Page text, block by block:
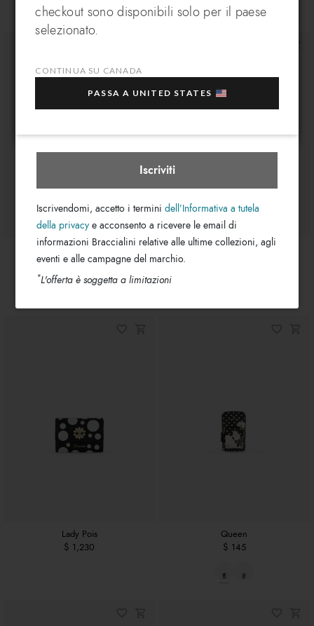
$ 270
Lady Pois
$ 1,230
Queen
$ 145
In che paese desideri spedire?
Seleziona boutique Canada
Iscriviti alla nostra newsletter, subito per te un
Iscriviti
Iscrivendomi, accetto i terminidell’Informativa a tutela
della privacy e acconsento a ricevere le email di
informazioni Braccialini relative alle ultime collezioni, agli
eventi e alle campagne del marchio.
*L'offerta è soggetta a limitazioni
checkout sono disponibili solo per il paese
selezionato.
CONTINUA SU CANADA
PASSA A UNITED STATES